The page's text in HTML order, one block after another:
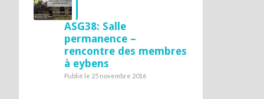
ASG38: Salle
permanence –
rencontre des membres
à eybens
Publié le 25 novembre 2016